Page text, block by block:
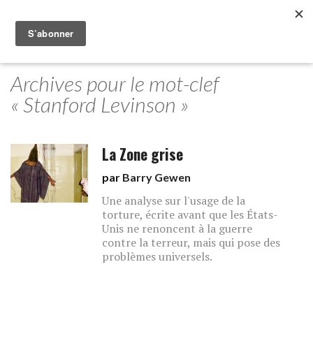
Archives pour le mot-clef
« Stanford Levinson »
La Zone grise
par Barry Gewen
Une analyse sur l'usage de la
torture, écrite avant que les États-
Unis ne renoncent à la guerre
contre la terreur, mais qui pose des
problèmes universels.